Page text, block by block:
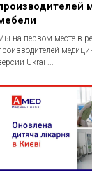
на первом месте в
Ukrai ...